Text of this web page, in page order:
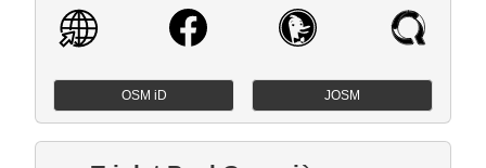
OSM iD JOSM